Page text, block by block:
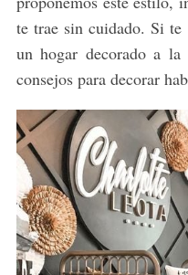
te trae sin cuidado. Si te
un hogar decorado a
consejos para decorar
S